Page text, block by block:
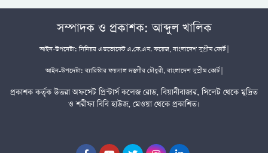
সম্পাদক ও প্রকাশক: আব্দুল খালিক
আইন-উপদেষ্টা: সিনিয়র এডভোকেট এ.কে.এম. ফয়েজ, বাংলাদেশ সুপ্রীম কোর্ট |
আইন-উপদেষ্টা: ব্যারিস্টার ফয়সাল দস্তগীর চৌধুরী, বাংলাদেশ সুপ্রীম কোর্ট |
প্রকাশক কর্তৃক উত্তরা অফসেট প্রিন্টার্স কলেজ রোড, বিয়ানীবাজার, সিলেট থেকে মুদ্রিত
ও শরীফা বিবি হাউজ, মেওয়া থেকে প্রকাশিত।